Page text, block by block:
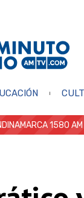
1580 AM